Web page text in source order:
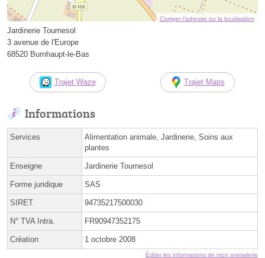
Corriger l’adresse ou la localisation
Jardinerie Tournesol
3 avenue de l'Europe
68520 Burnhaupt-le-Bas
Trajet Waze Trajet Maps
Informations
Services
Alimentation animale, Jardinerie, Soins aux
plantes
Enseigne Jardinerie Tournesol
Forme juridique SAS
SIRET 94735217500030
N° TVA Intra. FR90947352175
Création 1 octobre 2008
Éditer les informations de mon animalerie